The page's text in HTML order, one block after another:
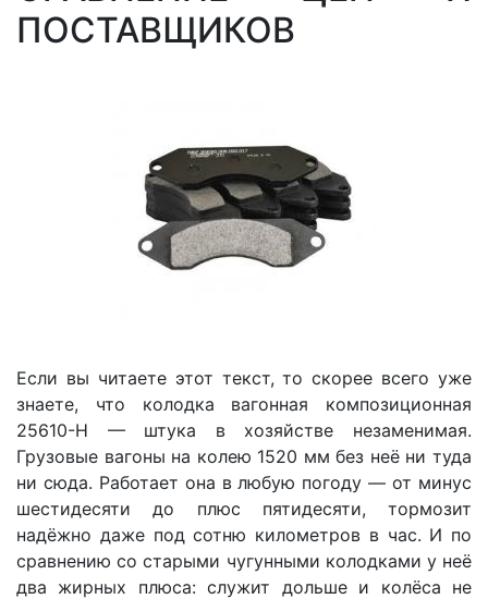
ПОСТАВЩИКОВ
Если вы читаете этот текст, то скорее всего уже
знаете, что колодка вагонная композиционная
25610-Н — штука в хозяйстве незаменимая.
Грузовые вагоны на колею 1520 мм без неё ни туда
ни сюда. Работает она в любую погоду — от минус
шестидесяти до плюс пятидесяти, тормозит
надёжно даже под сотню километров в час. И по
сравнению со старыми чугунными колодками у неё
два жирных плюса: служит дольше и колёса не